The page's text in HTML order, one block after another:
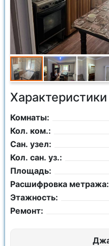
Комнаты:
Кол. ком.:
Сан. узел:
Кол. сан. уз.:
Площадь:
Расшифровка метража:
Этажность:
Ремонт: